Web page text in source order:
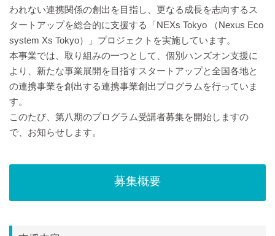
われない連携関係の創出を目指し、更なる成長を志向するス
タートアップを総合的に支援する「NEXs Tokyo （Nexus Eco
system Xs Tokyo）」プロジェクトを実施しています。
本事業では、取り組みの一つとして、個別ハンズオン支援に
より、新たな事業展開を目指すスタートアップと全国各地と
の連携事業を創出する連携事業創出プログラムを行っていま
す。
このたび、第八期のプログラム受講者募集を開始しますの
で、お知らせします。
募集概要